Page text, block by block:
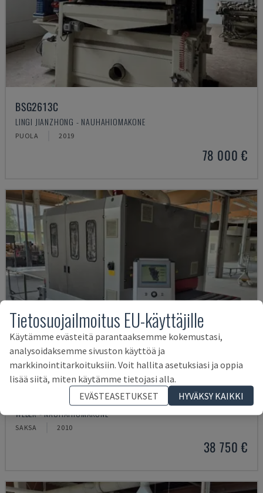
BSG2613C
LINGI JIANZHONG - NAUHAHIOMAKONE
PUOLA 2019
78 000 €
WEBER - NAUHAHIOMAKONE
SAKSA 2010
38 750 €
Tietosuojailmoitus EU-käyttäjille
Käytämme evästeitä parantaaksemme kokemustasi,
analysoidaksemme sivuston käyttöä ja
markkinointitarkoituksiin. Voit hallita asetuksiasi ja oppia
lisää siitä, miten käytämme tietojasi alla.
EVÄSTEASETUKSET
HYVÄKSY KAIKKI